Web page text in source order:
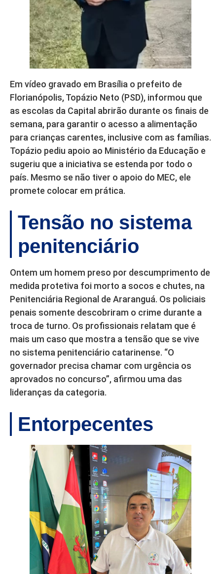
Em vídeo gravado em Brasília o prefeito de
Florianópolis, Topázio Neto (PSD), informou que
as escolas da Capital abrirão durante os finais de
semana, para garantir o acesso a alimentação
para crianças carentes, inclusive com as famílias.
Topázio pediu apoio ao Ministério da Educação e
sugeriu que a iniciativa se estenda por todo o
país. Mesmo se não tiver o apoio do MEC, ele
promete colocar em prática.
Tensão no sistema
penitenciário
Ontem um homem preso por descumprimento de
medida protetiva foi morto a socos e chutes, na
Penitenciária Regional de Araranguá. Os policiais
penais somente descobriram o crime durante a
troca de turno. Os profissionais relatam que é
mais um caso que mostra a tensão que se vive
no sistema penitenciário catarinense. “O
governador precisa chamar com urgência os
aprovados no concurso”, afirmou uma das
lideranças da categoria.
Entorpecentes